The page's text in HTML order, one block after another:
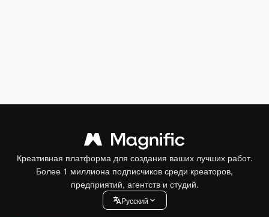
Креативная платформа для создания ваших лучших работ.
Более 1 миллиона подписчиков среди креаторов,
предприятий, агентств и студий.
Pусский